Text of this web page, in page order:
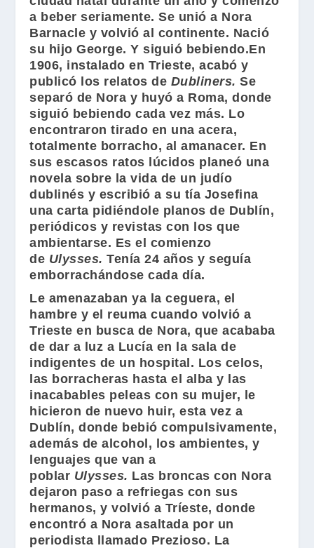
a beber seriamente. Se unió a Nora
Barnacle y volvió al continente. Nació
su hijo George. Y siguió bebiendo.En
1906, instalado en Trieste, acabó y
publicó los relatos de Dubliners. Se
separó de Nora y huyó a Roma, donde
siguió bebiendo cada vez más. Lo
encontraron tirado en una acera,
totalmente borracho, al amanacer. En
sus escasos ratos lúcidos planeó una
novela sobre la vida de un judío
dublinés y escribió a su tía Josefina
una carta pidiéndole planos de Dublín,
periódicos y revistas con los que
ambientarse. Es el comienzo
de Ulysses. Tenía 24 años y seguía
emborrachándose cada día.
Le amenazaban ya la ceguera, el
hambre y el reuma cuando volvió a
Trieste en busca de Nora, que acababa
de dar a luz a Lucía en la sala de
indigentes de un hospital. Los celos,
las borracheras hasta el alba y las
inacabables peleas con su mujer, le
hicieron de nuevo huir, esta vez a
Dublín, donde bebió compulsivamente,
además de alcohol, los ambientes, y
lenguajes que van a
poblar Ulysses. Las broncas con Nora
dejaron paso a refriegas con sus
hermanos, y volvió a Tríeste, donde
encontró a Nora asaltada por un
periodista llamado Prezioso. La